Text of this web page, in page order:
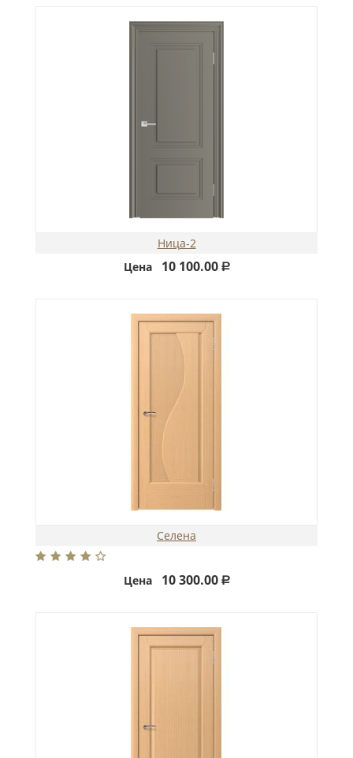
Ница-2
Цена
10 100.00 Р
Селена
Цена 10 300.00 Р